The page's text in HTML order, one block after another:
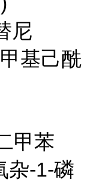
尼
基己酰
甲苯
杂-1-磷